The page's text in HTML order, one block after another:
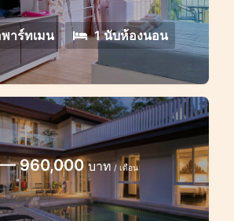
าร์ทเมน
1 นับห้องนอน
า 4 ห้องนอนในรั้วรอบ
กะตะ
— 960,000บาท / เดือน